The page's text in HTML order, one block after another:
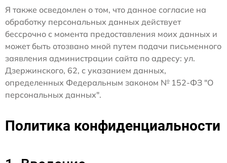
Я также осведомлен о том, что данное согласие на
обработку персональных данных действует
бессрочно с момента предоставления моих данных и
может быть отозвано мной путем подачи письменного
заявления администрации сайта по адресу: ул.
Дзержинского, 62, с указанием данных,
определенных Федеральным законом № 152-ФЗ "О
персональных данных".
Политика конфиденциальности